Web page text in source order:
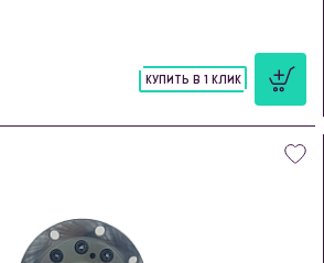
КУПИТЬ В 1 КЛИК